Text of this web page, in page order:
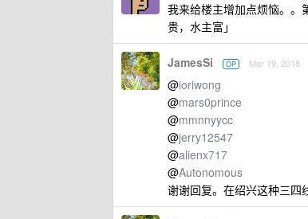
我来给楼主增加点烦恼。。
贵，水主富」
JamesSi OP Mar 19, 2018
@ioriwong
@mars0prince
@mmnnyycc
@jerry12547
@alienx717
@Autonomous
谢谢回复。在绍兴这种三四